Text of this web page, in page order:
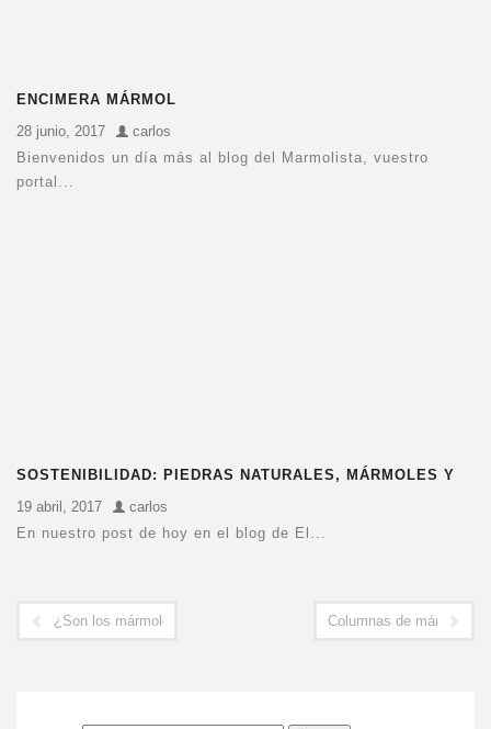
ENCIMERA MÁRMOL
28 junio, 2017
carlos
Bienvenidos un día más al blog del Marmolista, vuestro
portal...
SOSTENIBILIDAD: PIEDRAS NATURALES, MÁRMOLES Y
GRANITOS
19 abril, 2017
carlos
En nuestro post de hoy en el blog de El...
¿Son los mármoles el mejor material para las encimeras en
Columnas de mármoles